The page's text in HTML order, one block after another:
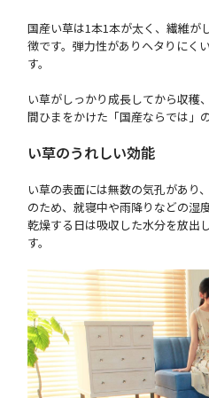
国産い草は1本1本が太く、繊維が
徴です。弾力性がありヘタりにく
す。
い草がしっかり成長してから収穫
間ひまをかけた「国産ならでは」
い草のうれしい効能
い草の表面には無数の気孔があり
のため、就寝中や雨降りなどの湿
乾燥する日は吸収した水分を放出
す。